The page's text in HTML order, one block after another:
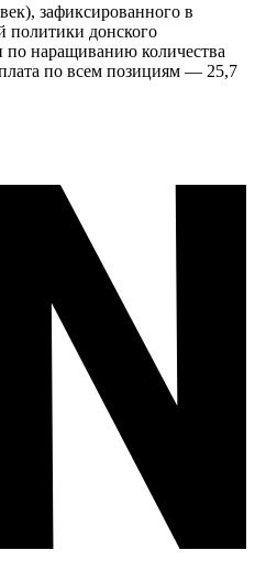
зафиксированного в
политики донского
по наращиванию количества
по всем позициям — 25,7